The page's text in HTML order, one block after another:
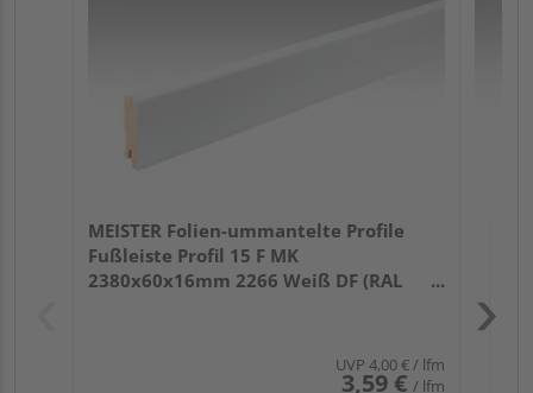
MEISTER Folien-ummantelte Profile
Fußleiste Profil 15 F MK
2380x60x16mm 2266 Weiß DF (RAL
UVP 4,00 €/ lfm
3,59 € / lfm